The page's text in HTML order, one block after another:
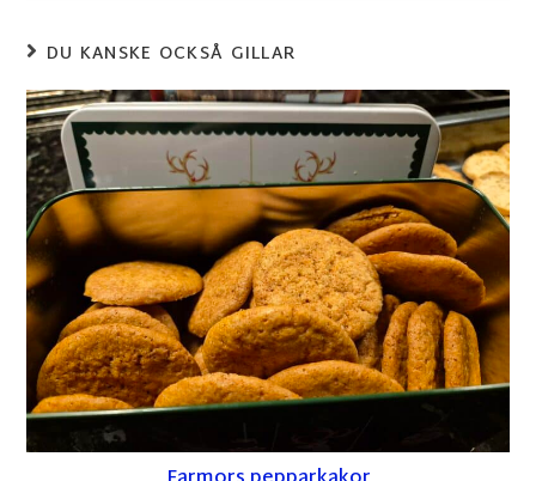
DU KANSKE OCKSÅ GILLAR